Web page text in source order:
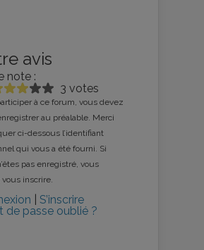
avis
note :
3 votes
à ce forum, vous devez
au préalable. Merci
ci-dessous l’identifiant
qui vous a été fourni. Si
pas enregistré, vous
inscrire.
S’inscrire
de passe oublié ?